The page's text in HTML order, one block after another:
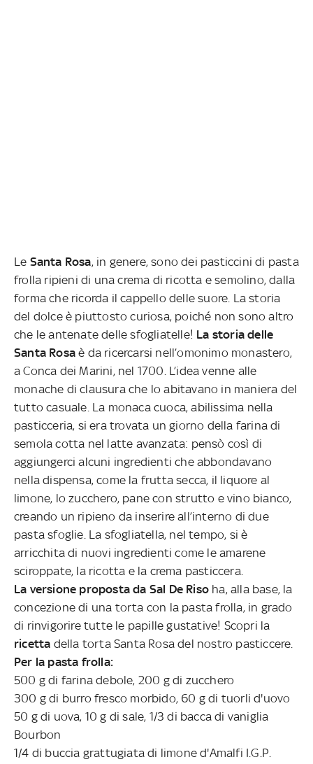
Le Santa Rosa, in genere, sono dei pasticcini di pasta
frolla ripieni di una crema di ricotta e semolino, dalla
forma che ricorda il cappello delle suore. La storia
del dolce è piuttosto curiosa, poiché non sono altro
che le antenate delle sfogliatelle! La storia delle
Santa Rosa è da ricercarsi nell’omonimo monastero,
a Conca dei Marini, nel 1700. L’idea venne alle
monache di clausura che lo abitavano in maniera del
tutto casuale. La monaca cuoca, abilissima nella
pasticceria, si era trovata un giorno della farina di
semola cotta nel latte avanzata: pensò così di
aggiungerci alcuni ingredienti che abbondavano
nella dispensa, come la frutta secca, il liquore al
limone, lo zucchero, pane con strutto e vino bianco,
creando un ripieno da inserire all’interno di due
pasta sfoglie. La sfogliatella, nel tempo, si è
arricchita di nuovi ingredienti come le amarene
sciroppate, la ricotta e la crema pasticcera.
La versione proposta da Sal De Riso ha, alla base, la
concezione di una torta con la pasta frolla, in grado
di rinvigorire tutte le papille gustative! Scopri la
ricetta della torta Santa Rosa del nostro pasticcere.
Per la pasta frolla:
500 g di farina debole, 200 g di zucchero
300 g di burro fresco morbido, 60 g di tuorli d'uovo
50 g di uova, 10 g di sale, 1/3 di bacca di vaniglia
Bourbon
1/4 di buccia grattugiata di limone d'Amalfi I.G.P.